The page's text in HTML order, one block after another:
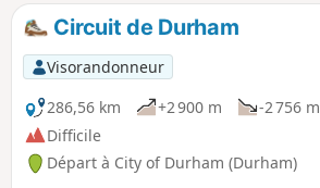
Circuit de Durham
Visorandonneur
286,56 km
+2 900 m -2 756 m
Difficile
Départ à City of Durham (Durham)